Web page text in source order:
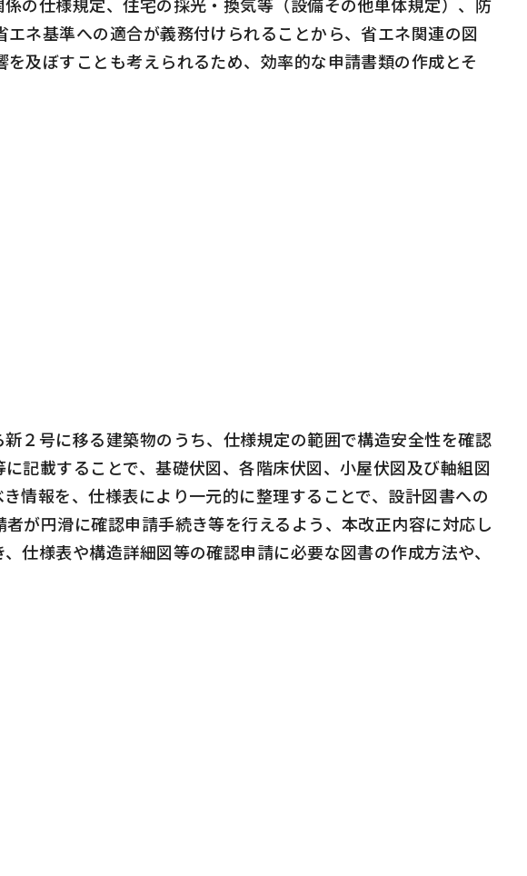
ネ基準への適合が義務付けられることから、省エネ関連の図
及ぼすことも考えられるため、効率的な申請書類の作成とそ
２号に移る建築物のうち、仕様規定の範囲で構造安全性を確認
記載することで、基礎伏図、各階床伏図、小屋伏図及び軸組図
情報を、仕様表により一元的に整理することで、設計図書への
が円滑に確認申請手続き等を行えるよう、本改正内容に対応し
仕様表や構造詳細図等の確認申請に必要な図書の作成方法や、